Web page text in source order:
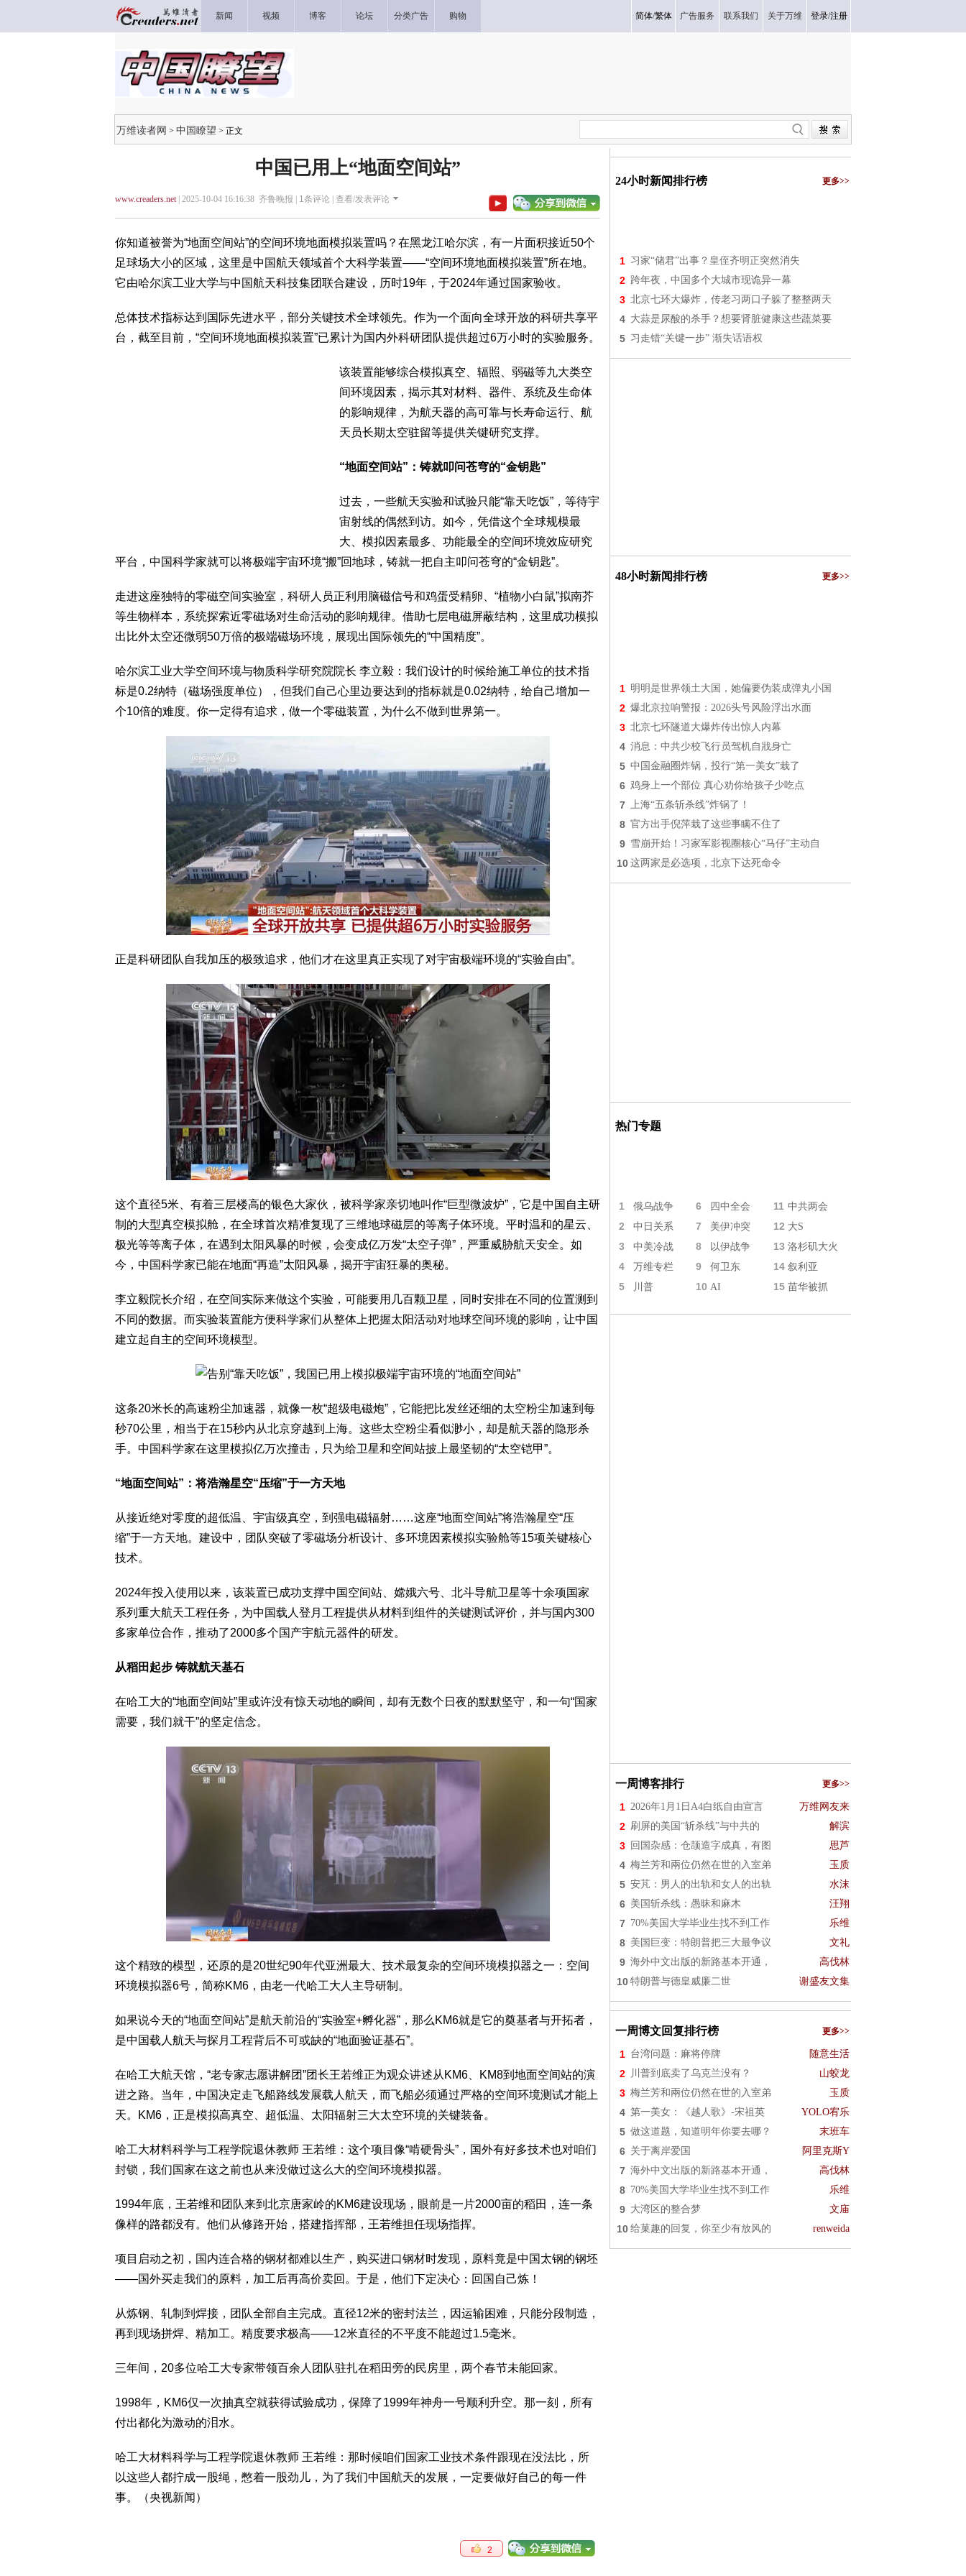
新闻 视频 博客 论坛 分类广告 购物 简体/繁体 广告服务 联系我们 关于万维 登录/注册
万维读者网 > 中国瞭望 > 正文
中国已用上“地面空间站”
www.creaders.net| 2025-10-04 16:16:38 齐鲁晚报 | 1条评论 | 查看/发表评论
你知道被誉为“地面空间站”的空间环境地面模拟装置吗？在黑龙江哈尔滨，有一片面积接近50个
足球场大小的区域，这里是中国航天领域首个大科学装置——“空间环境地面模拟装置”所在地。
它由哈尔滨工业大学与中国航天科技集团联合建设，历时19年，于2024年通过国家验收。
总体技术指标达到国际先进水平，部分关键技术全球领先。作为一个面向全球开放的科研共享平
台，截至目前，“空间环境地面模拟装置”已累计为国内外科研团队提供超过6万小时的实验服务。
该装置能够综合模拟真空、辐照、弱磁等九大类空
间环境因素，揭示其对材料、器件、系统及生命体
的影响规律，为航天器的高可靠与长寿命运行、航
天员长期太空驻留等提供关键研究支撑。
“地面空间站”：铸就叩问苍穹的“金钥匙”
过去，一些航天实验和试验只能“靠天吃饭”，等待宇
宙射线的偶然到访。如今，凭借这个全球规模最
大、模拟因素最多、功能最全的空间环境效应研究
平台，中国科学家就可以将极端宇宙环境“搬”回地球，铸就一把自主叩问苍穹的“金钥匙”。
走进这座独特的零磁空间实验室，科研人员正利用脑磁信号和鸡蛋受精卵、“植物小白鼠”拟南芥
等生物样本，系统探索近零磁场对生命活动的影响规律。借助七层电磁屏蔽结构，这里成功模拟
出比外太空还微弱50万倍的极端磁场环境，展现出国际领先的“中国精度”。
哈尔滨工业大学空间环境与物质科学研究院院长 李立毅：我们设计的时候给施工单位的技术指
标是0.2纳特（磁场强度单位），但我们自己心里边要达到的指标就是0.02纳特，给自己增加一
个10倍的难度。你一定得有追求，做一个零磁装置，为什么不做到世界第一。
正是科研团队自我加压的极致追求，他们才在这里真正实现了对宇宙极端环境的“实验自由”。
这个直径5米、有着三层楼高的银色大家伙，被科学家亲切地叫作“巨型微波炉”，它是中国自主研
制的大型真空模拟舱，在全球首次精准复现了三维地球磁层的等离子体环境。平时温和的星云、
极光等等离子体，在遇到太阳风暴的时候，会变成亿万发“太空子弹”，严重威胁航天安全。如
今，中国科学家已能在地面“再造”太阳风暴，揭开宇宙狂暴的奥秘。
李立毅院长介绍，在空间实际来做这个实验，可能要用几百颗卫星，同时安排在不同的位置测到
不同的数据。而实验装置能方便科学家们从整体上把握太阳活动对地球空间环境的影响，让中国
建立起自主的空间环境模型。
这条20米长的高速粉尘加速器，就像一枚“超级电磁炮”，它能把比发丝还细的太空粉尘加速到每
秒70公里，相当于在15秒内从北京穿越到上海。这些太空粉尘看似渺小，却是航天器的隐形杀
手。中国科学家在这里模拟亿万次撞击，只为给卫星和空间站披上最坚韧的“太空铠甲”。
“地面空间站”：将浩瀚星空“压缩”于一方天地
从接近绝对零度的超低温、宇宙级真空，到强电磁辐射……这座“地面空间站”将浩瀚星空“压
缩”于一方天地。建设中，团队突破了零磁场分析设计、多环境因素模拟实验舱等15项关键核心
技术。
2024年投入使用以来，该装置已成功支撑中国空间站、嫦娥六号、北斗导航卫星等十余项国家
系列重大航天工程任务，为中国载人登月工程提供从材料到组件的关键测试评价，并与国内300
多家单位合作，推动了2000多个国产宇航元器件的研发。
从稻田起步 铸就航天基石
在哈工大的“地面空间站”里或许没有惊天动地的瞬间，却有无数个日夜的默默坚守，和一句“国家
需要，我们就干”的坚定信念。
这个精致的模型，还原的是20世纪90年代亚洲最大、技术最复杂的空间环境模拟器之一：空间
环境模拟器6号，简称KM6，由老一代哈工大人主导研制。
如果说今天的“地面空间站”是航天前沿的“实验室+孵化器”，那么KM6就是它的奠基者与开拓者，
是中国载人航天与探月工程背后不可或缺的“地面验证基石”。
在哈工大航天馆，“老专家志愿讲解团”团长王若维正为观众讲述从KM6、KM8到地面空间站的演
进之路。当年，中国决定走飞船路线发展载人航天，而飞船必须通过严格的空间环境测试才能上
天。KM6，正是模拟高真空、超低温、太阳辐射三大太空环境的关键装备。
哈工大材料科学与工程学院退休教师 王若维：这个项目像“啃硬骨头”，国外有好多技术也对咱们
封锁，我们国家在这之前也从来没做过这么大的空间环境模拟器。
1994年底，王若维和团队来到北京唐家岭的KM6建设现场，眼前是一片2000亩的稻田，连一条
像样的路都没有。他们从修路开始，搭建指挥部，王若维担任现场指挥。
项目启动之初，国内连合格的钢材都难以生产，购买进口钢材时发现，原料竟是中国太钢的钢坯
——国外买走我们的原料，加工后再高价卖回。于是，他们下定决心：回国自己炼！
从炼钢、轧制到焊接，团队全部自主完成。直径12米的密封法兰，因运输困难，只能分段制造，
再到现场拼焊、精加工。精度要求极高——12米直径的不平度不能超过1.5毫米。
三年间，20多位哈工大专家带领百余人团队驻扎在稻田旁的民房里，两个春节未能回家。
1998年，KM6仅一次抽真空就获得试验成功，保障了1999年神舟一号顺利升空。那一刻，所有
付出都化为激动的泪水。
哈工大材料科学与工程学院退休教师 王若维：那时候咱们国家工业技术条件跟现在没法比，所
以这些人都拧成一股绳，憋着一股劲儿，为了我们中国航天的发展，一定要做好自己的每一件
事。（央视新闻）
2
24小时新闻排行榜 更多>>
1 习家“储君”出事？皇侄齐明正突然消失
2 跨年夜，中国多个大城市现诡异一幕
3 北京七环大爆炸，传老习两口子躲了整整两天
4 大蒜是尿酸的杀手？想要肾脏健康这些蔬菜要
5 习走错“关键一步” 渐失话语权
48小时新闻排行榜 更多>>
1 明明是世界领土大国，她偏要伪装成弹丸小国
2 爆北京拉响警报：2026头号风险浮出水面
3 北京七环隧道大爆炸传出惊人内幕
4 消息：中共少校飞行员驾机自戕身亡
5 中国金融圈炸锅，投行“第一美女”栽了
6 鸡身上一个部位 真心劝你给孩子少吃点
7 上海“五条斩杀线”炸锅了！
8 官方出手倪萍栽了这些事瞒不住了
9 雪崩开始！习家军影视圈核心“马仔”主动自
10 这两家是必选项，北京下达死命令
热门专题
1 俄乌战争 6 四中全会 11 中共两会
2 中日关系 7 美伊冲突 12 大S
3 中美冷战 8 以伊战争 13 洛杉矶大火
4 万维专栏 9 何卫东 14 叙利亚
5 川普 10 AI 15 苗华被抓
一周博客排行 更多>>
1 2026年1月1日A4白纸自由宣言 万维网友来
2 刷屏的美国“斩杀线”与中共的 解滨
3 回国杂感：仓颉造字成真，有图 思芦
4 梅兰芳和兩位仍然在世的入室弟 玉质
5 安芃：男人的出轨和女人的出轨 水沫
6 美国斩杀线：愚昧和麻木 汪翔
7 70%美国大学毕业生找不到工作 乐维
8 美国巨变：特朗普把三大最争议 文礼
9 海外中文出版的新路基本开通， 高伐林
10 特朗普与德皇威廉二世 谢盛友文集
一周博文回复排行榜 更多>>
1 台湾问题：麻将停牌 随意生活
2 川普到底卖了乌克兰没有？ 山蛟龙
3 梅兰芳和兩位仍然在世的入室弟 玉质
4 第一美女：《越人歌》-宋祖英 YOLO宥乐
5 做这道题，知道明年你要去哪？ 末班车
6 关于离岸爱国 阿里克斯Y
7 海外中文出版的新路基本开通， 高伐林
8 70%美国大学毕业生找不到工作 乐维
9 大湾区的整合梦 文庙
10 给菓趣的回复，你至少有放风的 renweida